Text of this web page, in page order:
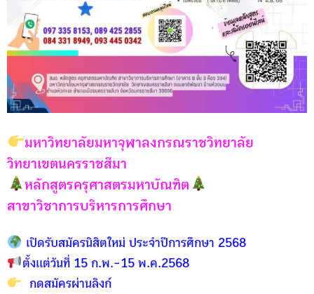
มหาวิทยาลัยมหาจุฬาลงกรณราชวิทยาลัย
วิทยาเขตนครราชสีมา
หลักสูตรครุศาสตรมหาบัณฑิต
สาขาวิชาการบริหารการศึกษา
เปิดรับสมัครนิสิตใหม่ ประจำปีการศึกษา 2568
ตั้งเเต่วันที่ 15 ก.พ.-15 พ.ค.2568
กดสมัครผ่านลิงก์